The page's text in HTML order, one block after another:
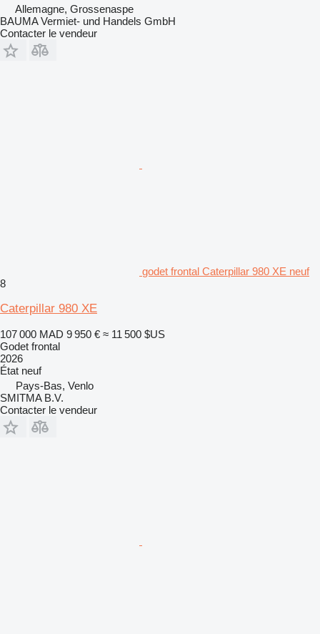
Allemagne, Grossenaspe
BAUMA Vermiet- und Handels GmbH
Contacter le vendeur
godet frontal Caterpillar 980 XE neuf
8
Caterpillar 980 XE
107 000 MAD 9 950 € ≈ 11 500 $US
Godet frontal
2026
État neuf
Pays-Bas, Venlo
SMITMA B.V.
Contacter le vendeur